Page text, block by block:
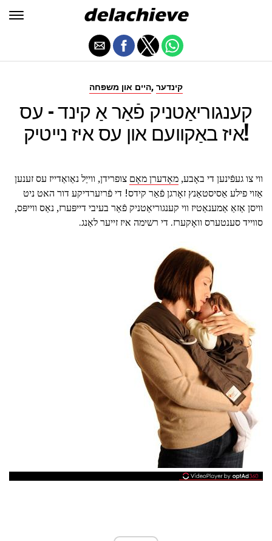
היים און משפּחה, קינדער
קענגוריאַטניק פֿאַר אַ קינד - עס
איז באַקוועם און עס איז נייטיק!
ווי צו געפֿינען די באָבע, מאָדערן מאָם צופרידן, ווייַל נאַואַדייז עס זענען
אַזוי פילע אַסיסטאַנץ זאָרגן פֿאַר קידס! די פֿריִערדיקע דור האט ניט
וויסן אַזאַ אַמענאַטיז ווי קענגוריאַטניק פֿאַר בעיבי דייפּערז, נאַס ווייפּס,
סווייד סענטערס וואָקערז. די רשימה איז זייער לאַנג.